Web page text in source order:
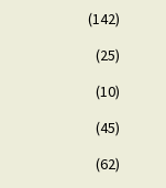
(142)
(25)
(10)
(45)
(62)